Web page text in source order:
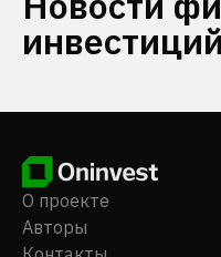
инвестиций
О проекте
Авторы